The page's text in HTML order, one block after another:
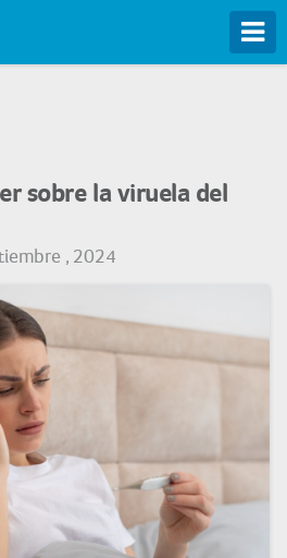
sobre la viruela del
, 2024